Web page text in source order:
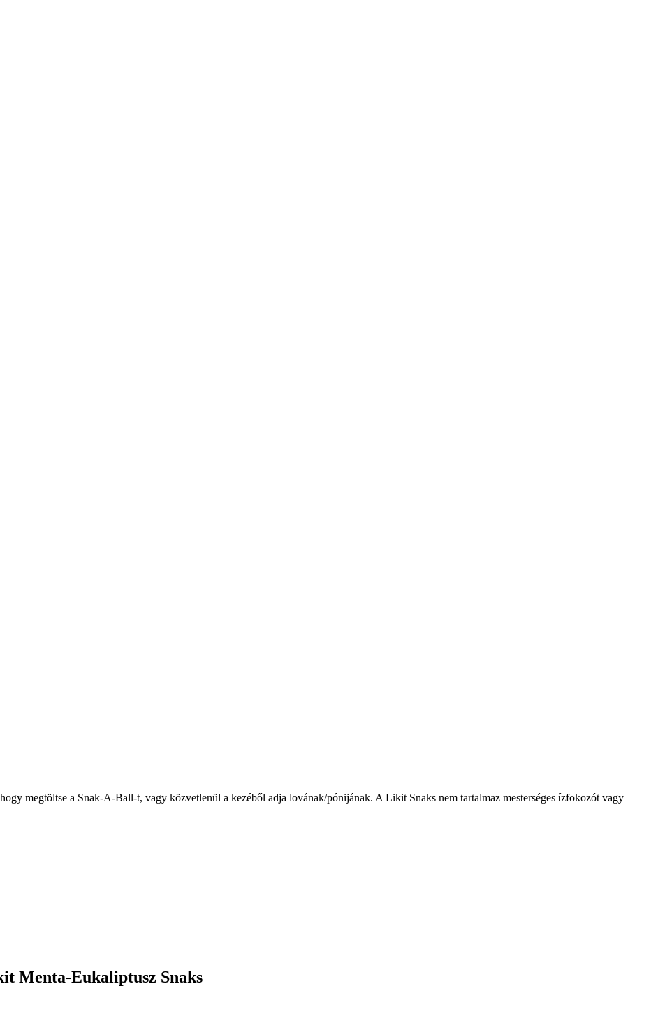
megtöltse a Snak-A-Ball-t, vagy közvetlenül a kezéből adja lovának/pónijának. A Likit Snaks nem tartalmaz mesterséges ízfokozót vagy
Menta-Eukaliptusz Snaks